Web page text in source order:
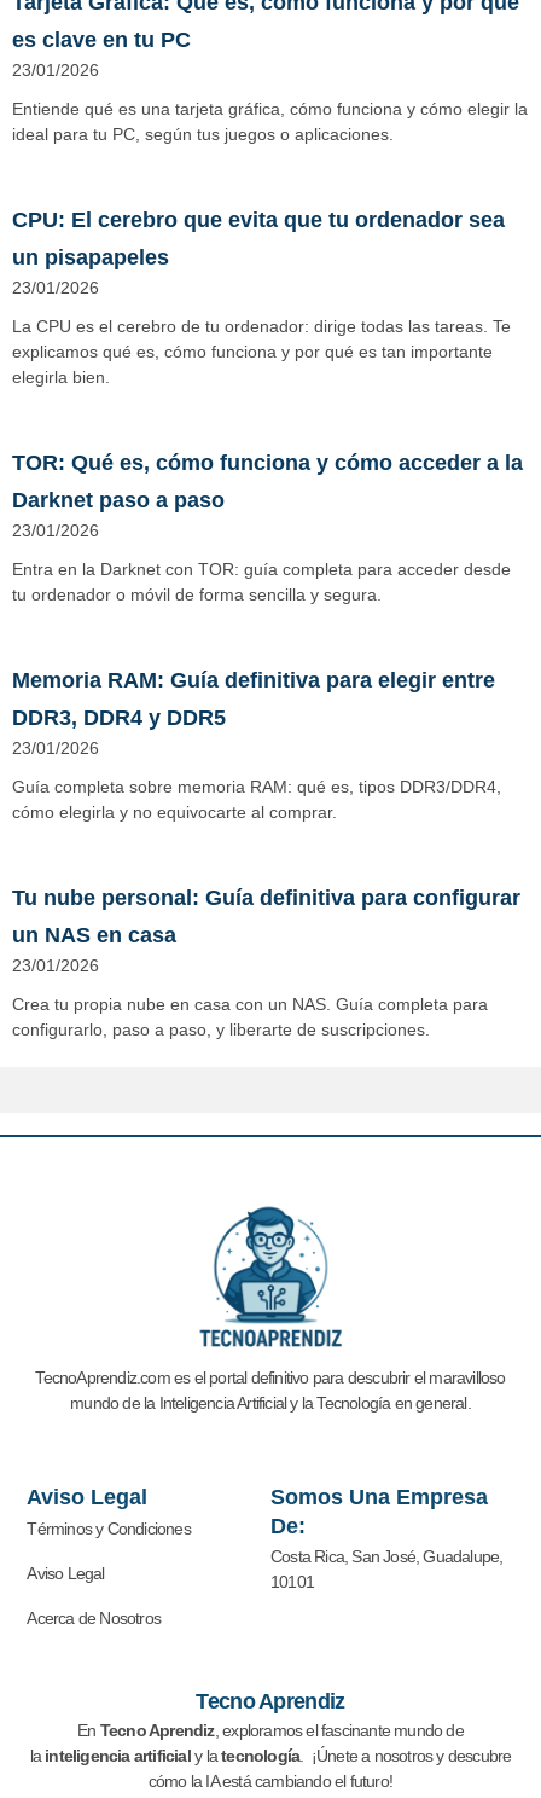
es clave en tu PC
23/01/2026
Entiende qué es una tarjeta gráfica, cómo funciona y cómo elegir la
ideal para tu PC, según tus juegos o aplicaciones.
CPU: El cerebro que evita que tu ordenador sea
un pisapapeles
23/01/2026
La CPU es el cerebro de tu ordenador: dirige todas las tareas. Te
explicamos qué es, cómo funciona y por qué es tan importante
elegirla bien.
TOR: Qué es, cómo funciona y cómo acceder a la
Darknet paso a paso
23/01/2026
Entra en la Darknet con TOR: guía completa para acceder desde
tu ordenador o móvil de forma sencilla y segura.
Memoria RAM: Guía definitiva para elegir entre
DDR3, DDR4 y DDR5
23/01/2026
Guía completa sobre memoria RAM: qué es, tipos DDR3/DDR4,
cómo elegirla y no equivocarte al comprar.
Tu nube personal: Guía definitiva para configurar
un NAS en casa
23/01/2026
Crea tu propia nube en casa con un NAS. Guía completa para
configurarlo, paso a paso, y liberarte de suscripciones.
TecnoAprendiz.com es el portal definitivo para descubrir el maravilloso
mundo de la Inteligencia Artificial y laTecnología en general.
Aviso Legal
Términos y Condiciones
Aviso Legal
Acerca de Nosotros
Somos Una Empresa
De:
Costa Rica, San José, Guadalupe,
10101
Tecno Aprendiz
En Tecno Aprendiz, exploramos el fascinante mundo de
la inteligencia artificialy latecnología. ¡Únete a nosotros y descubre
cómo la IA está cambiando el futuro!